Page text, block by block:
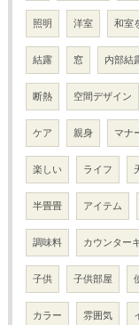
照明 洋室 和室
結露 窓 内部結
断熱 空間デザイン
ケア 親身 マナ
楽しい ライフ
半畳畳 アイテム
調味料 カウンター
子供 子供部屋
カラー 雰囲気